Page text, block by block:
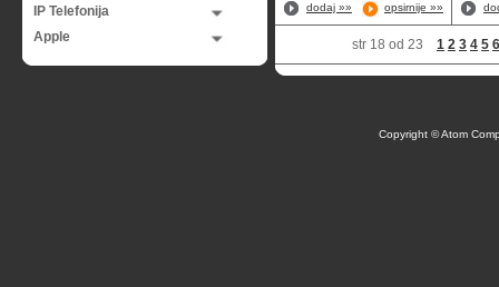
IP Telefonija
Apple
dodaj »» opsirnije »»
str 18 od 23 1 2 3 4 5 6
Copyright © Atom